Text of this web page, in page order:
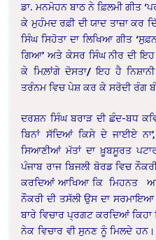
ਡਾ. ਮਨਮੋਹਨ ਬਾਠ ਨੇ ਫ਼ਿਲਮੀ ਗੀਤ
ਕੇ ਮੁਹੰਮਦ ਰਫ਼ੀ ਦੀ ਯਾਦ ਤਾਜ਼ਾ ਕਰ
ਸਿੰਘ ਸਿਹੋਤਾ ਦਾ ਲਿਖਿਆ ਗੀਤ
ਗਿਆ’ ਅਤੇ ਕੇਸਰ ਸਿੰਘ ਨੀਰ ਦੀ
ਕੇ ਮਿਲ਼ਾਂਗੇ ਦੋਸਤਾ/ ਇਹ ਹੈ
ਤਰੰਨਮ ਵਿਚ ਪੇਸ਼ ਕਰ ਕੇ ਸਰੋਦੀ ਰੰਗ
ਦਰਸ਼ਨ ਸਿੰਘ ਬਰਾੜ ਦੀ ਛੰਦ-ਬਧ
ਬਿਨਾਂ ਸੱਦਿਆਂ ਕਿਸੇ ਦੇ ਜਾਈਏ
ਸਿਆਣੀਆਂ ਮੱਤਾਂ ਦਾ ਖ਼ੂਬਸੂਰਤ
ਪੰਜਾਬ ਰਾਜ ਬਿਜਲੀ ਬੋਰਡ ਵਿਚ
ਕਰਦਿਆਂ ਆਖਿਆ ਕਿ ਮਿਹਨਤ
ਨੌਕਰੀ ਦੀ ਤਸੱਲੀ ਉਸ ਦਾ
ਬਾਰੇ ਵਿਚਾਰ ਪ੍ਰਗਟ ਕਰਦਿਆਂ ਕਿਹਾ
ਨੇਕ ਵਿਚਾਰ ਵੀ ਸੁਨਣ ਨੂੰ ਮਿਲਦੇ ਹਨ।